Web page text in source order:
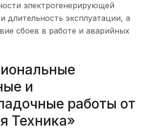
электрогенерирующей
длительность эксплуатации, а
сбоев в работе и аварийных
и
работы от
Техника»